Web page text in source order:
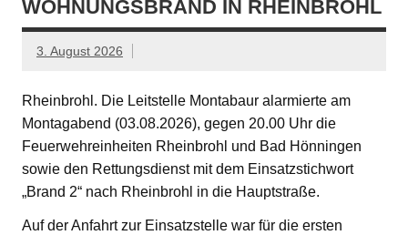
WOHNUNGSBRAND IN RHEINBROHL
3. August 2026
Rheinbrohl. Die Leitstelle Montabaur alarmierte am
Montagabend (03.08.2026), gegen 20.00 Uhr die
Feuerwehreinheiten Rheinbrohl und Bad Hönningen
sowie den Rettungsdienst mit dem Einsatzstichwort
„Brand 2“ nach Rheinbrohl in die Hauptstraße.
Auf der Anfahrt zur Einsatzstelle war für die ersten